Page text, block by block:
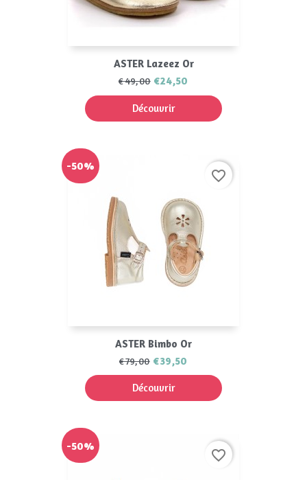
ASTER Lazeez Or
€49,00 €24,50
Découvrir
ASTER Bimbo Or
€79,00 €39,50
Découvrir
-50%
favorite_border
-50%
favorite_border